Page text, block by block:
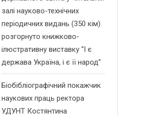
залі науково-технічних
періодичних видань (350 кім)
розгорнуто книжково-
ілюстративну виставку “І є
держава Україна, і є її народ”
Біобібліографічний покажчик
наукових праць ректора
УДУНТ Костянтина